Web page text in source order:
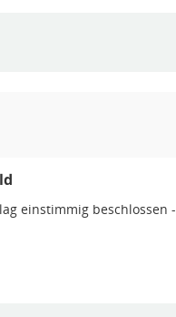
einstimmig beschlossen -